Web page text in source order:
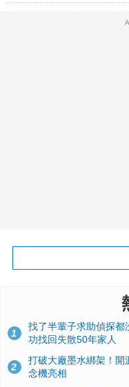
1
找了半輩子求助偵探
功找回失散50年家人
2
打破大廠墨水綁架！
念機亮相